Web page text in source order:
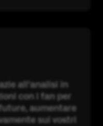
all'analisi in
con i fan per
aumentare
sui vostri